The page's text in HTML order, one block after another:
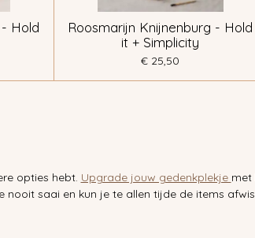
Hold
Roosmarijn Knijnenburg - Hold
it + Simplicity
€ 25,50
opties hebt. Upgrade jouw gedenkplekje met
saai en kun je te allen tijde de items